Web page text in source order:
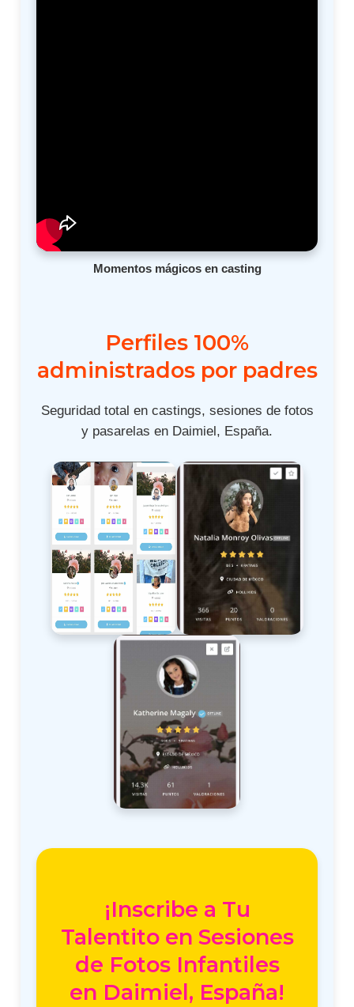
Momentos mágicos en casting
Perfiles 100%
administrados por padres
Seguridad total en castings, sesiones de fotos
y pasarelas en Daimiel, España.
¡Inscribe a Tu
Talentito en Sesiones
de Fotos Infantiles
en Daimiel, España!